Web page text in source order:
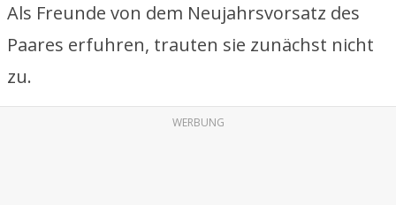
Als Freunde von dem Neujahrsvorsatz des
Paares erfuhren, trauten sie zunächst nicht
zu.
WERBUNG